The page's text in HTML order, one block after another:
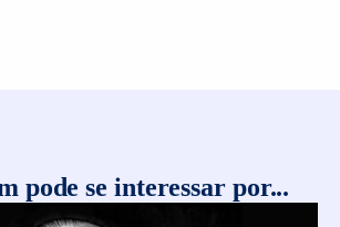
pode se interessar por...